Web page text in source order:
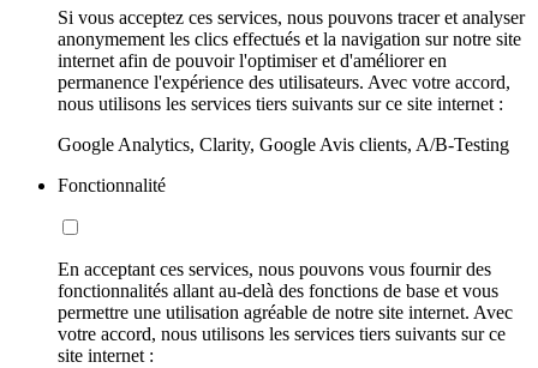
Si vous acceptez ces services, nous pouvons tracer et analyser
anonymement les clics effectués et la navigation sur notre site
internet afin de pouvoir l'optimiser et d'améliorer en
permanence l'expérience des utilisateurs. Avec votre accord,
nous utilisons les services tiers suivants sur ce site internet :
Google Analytics, Clarity, Google Avis clients, A/B-Testing
Fonctionnalité
En acceptant ces services, nous pouvons vous fournir des
fonctionnalités allant au-delà des fonctions de base et vous
permettre une utilisation agréable de notre site internet. Avec
votre accord, nous utilisons les services tiers suivants sur ce
site internet :